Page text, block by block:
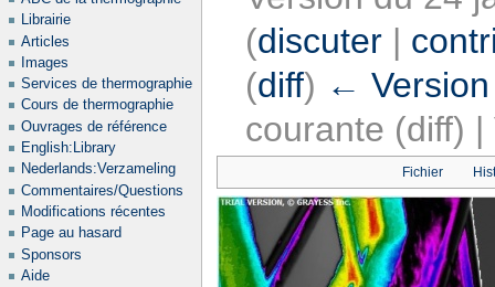
(discuter |
(diff) ←
courante (diff)
Fichier
Librairie
Articles
Images
Services de thermographie
Cours de thermographie
Ouvrages de référence
English:Library
Nederlands:Verzameling
Commentaires/Questions
Modifications récentes
Page au hasard
Sponsors
Aide